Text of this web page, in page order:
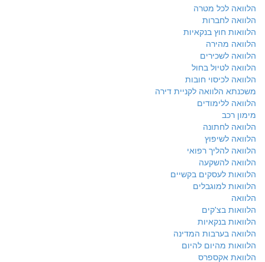
הלוואה לכל מטרה
הלוואה לחברות
הלוואות חוץ בנקאיות
הלוואה מהירה
הלוואה לשכירים
הלוואה לטיול בחול
הלוואה לכיסוי חובות
משכנתא הלוואה לקניית דירה
הלוואה ללימודים
מימון רכב
הלוואה לחתונה
הלוואה לשיפוץ
הלוואה להליך רפואי
הלוואה להשקעה
הלוואות לעסקים בקשיים
הלוואות למוגבלים
הלוואה
הלוואות בצ'קים
הלוואות בנקאיות
הלוואה בערבות המדינה
הלוואות מהיום להיום
הלוואת אקספרס